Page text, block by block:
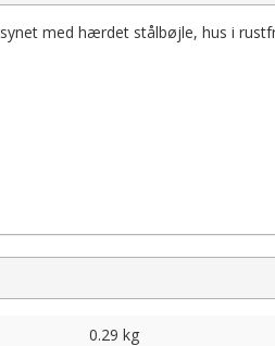
med hærdet stålbøjle, hus i
0.29 kg